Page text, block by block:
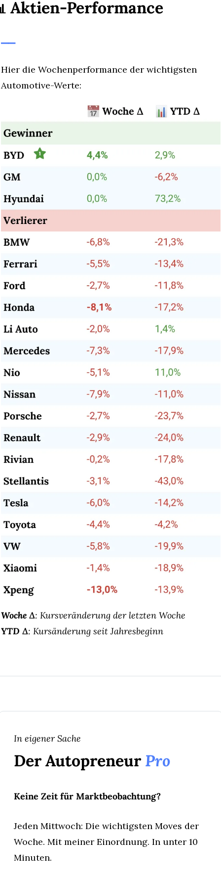
Aktien-Performance
Hier die Wochenperformance der wichtigsten
Automotive-Werte:
Woche Δ: Kursveränderung der letzten Woche
YTD Δ: Kursänderung seit Jahresbeginn
In eigener Sache
Der Autopreneur Pro
Keine Zeit für Marktbeobachtung?
Jeden Mittwoch: Die wichtigsten Moves der
Woche. Mit meiner Einordnung. In unter 10
Minuten.